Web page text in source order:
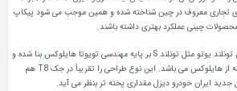
تجاری معروف در چین شناخته شده و همین موجب می شود پیکاپ
چینی عملکرد بهتری داشته باشند.
یا همان تونلند یوتو مثل تونلند S بر پایه مهندسی تویوتا هایلوکس بنا شده و
در ظاهر آن هم شبیه به آخرین نسخه از هایلوکس می باشد. این نوع طراحی را تقریباً در جک T8 هم
ایران خودرو دیزل مقداری پخته تر بنظر می آید.